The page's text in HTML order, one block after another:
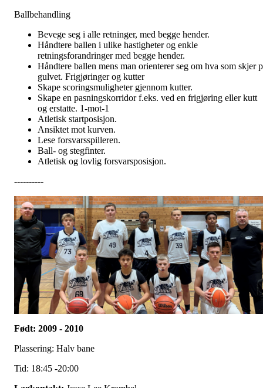
Ballbehandling
Bevege seg i alle retninger, med begge hender.
Håndtere ballen i ulike hastigheter og enkle
retningsforandringer med begge hender.
Håndtere ballen mens man orienterer seg om hva som skjer
gulvet. Frigjøringer og kutter
Skape scoringsmuligheter gjennom kutter.
Skape en pasningskorridor f.eks. ved en frigjøring eller kutt
og erstatte. 1-mot-1
Atletisk startposisjon.
Ansiktet mot kurven.
Lese forsvarsspilleren.
Ball- og stegfinter.
Atletisk og lovlig forsvarsposisjon.
----------
Født: 2009 - 2010
Plassering: Halv bane
Tid: 18:45 -20:00